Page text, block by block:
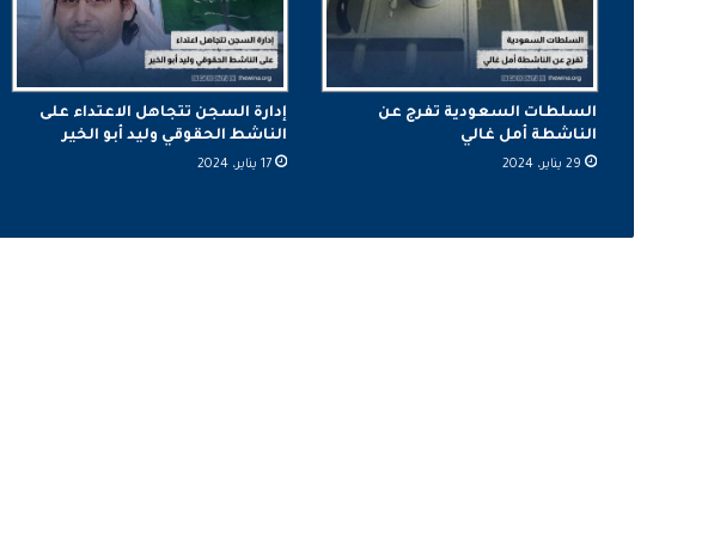
السلطات السعودية تفرج عن
الناشطة أمل غالي
29 يناير، 2024
إدارة السجن تتجاهل الاعتداء على
الناشط الحقوقي وليد أبو الخير
17 يناير، 2024